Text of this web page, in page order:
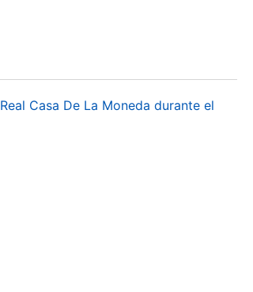
Casa De La Moneda durante el